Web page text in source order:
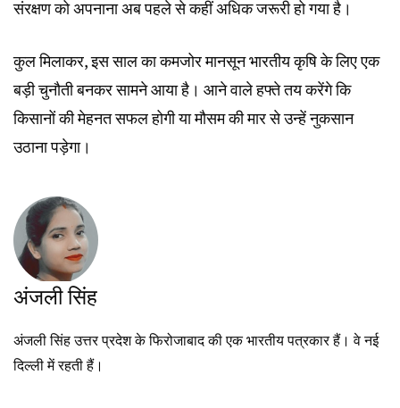
संरक्षण को अपनाना अब पहले से कहीं अधिक जरूरी हो गया है।
कुल मिलाकर, इस साल का कमजोर मानसून भारतीय कृषि के लिए एक
बड़ी चुनौती बनकर सामने आया है। आने वाले हफ्ते तय करेंगे कि
किसानों की मेहनत सफल होगी या मौसम की मार से उन्हें नुकसान
उठाना पड़ेगा।
अंजली सिंह
अंजली सिंह उत्तर प्रदेश के फिरोजाबाद की एक भारतीय पत्रकार हैं। वे नई
दिल्ली में रहती हैं।